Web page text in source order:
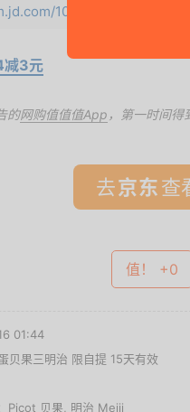
10151851905761.....
减3元
的网购值值值App ，第一时间得
去 查
值！ +0
01:44
贝果三明治 限自提 15天有效
Picot 贝果 明治 Meiji